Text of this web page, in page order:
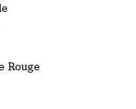
Rouge